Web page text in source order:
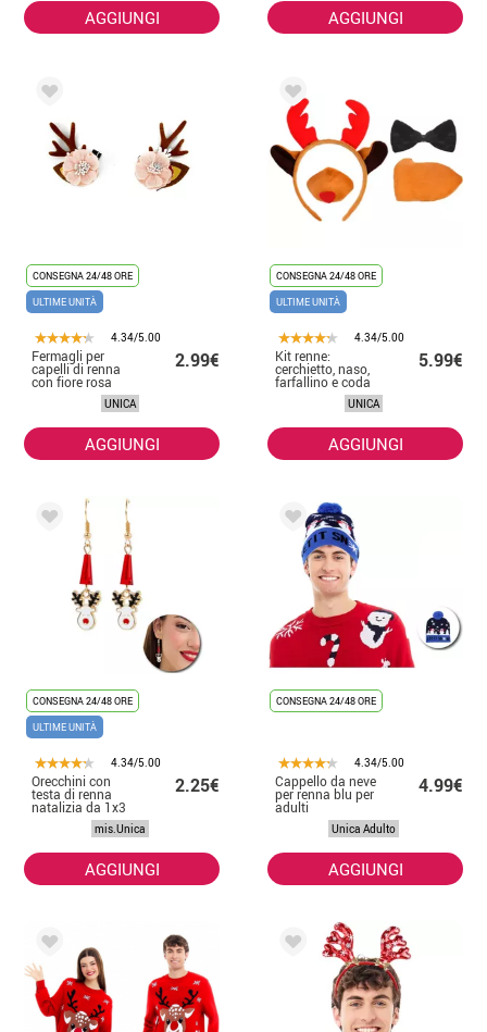
AGGIUNGI AGGIUNGI
CONSEGNA 24/48 ORE
ULTIME UNITÀ
4.34/5.00
Fermagli per
capelli di renna
con fiore rosa
2.99€
UNICA
AGGIUNGI
CONSEGNA 24/48 ORE
ULTIME UNITÀ
4.34/5.00
Kit renne:
cerchietto, naso,
farfallino e coda
5.99€
UNICA
AGGIUNGI
CONSEGNA 24/48 ORE
ULTIME UNITÀ
4.34/5.00
Orecchini con
testa di renna
natalizia da 1x3
2.25€
mis.Unica
AGGIUNGI
CONSEGNA 24/48 ORE
4.34/5.00
Cappello da neve
per renna blu per
adulti
4.99€
Unica Adulto
AGGIUNGI